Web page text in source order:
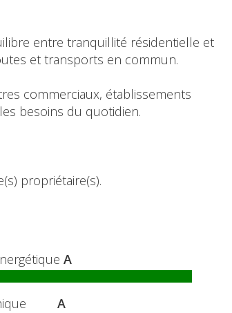
entre tranquillité résidentielle et
et transports en commun.
commerciaux, établissements
besoins du quotidien.
propriétaire(s).
A
A